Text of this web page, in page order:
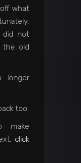
what
did not
old
longer
too.
make
click